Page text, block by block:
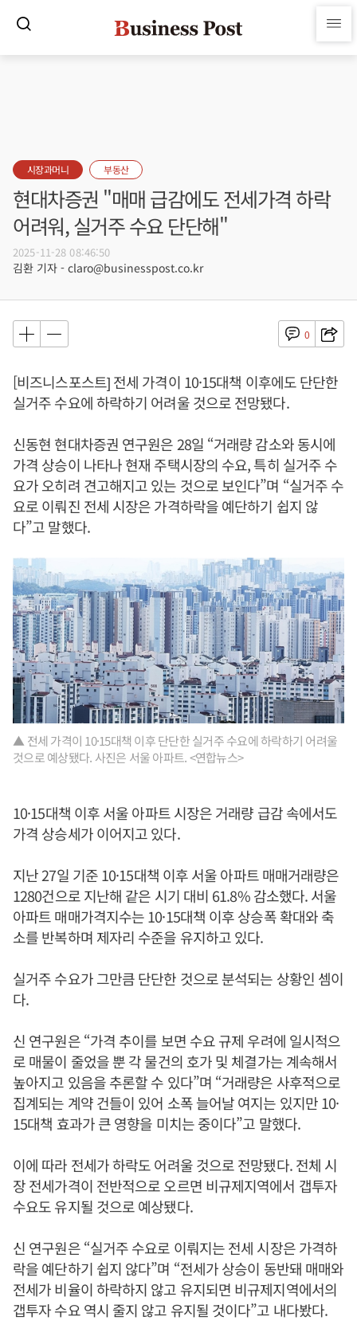
시장과머니 부동산
현대차증권 "매매 급감에도 전세가격 하락
어려워, 실거주 수요 단단해"
2025-11-28 08:46:50
김환 기자 - claro@businesspost.co.kr
0
[비즈니스포스트] 전세 가격이 10·15대책 이후에도 단단한
실거주 수요에 하락하기 어려울 것으로 전망됐다.
신동현 현대차증권 연구원은 28일 “거래량 감소와 동시에
가격 상승이 나타나 현재 주택시장의 수요, 특히 실거주 수
요가 오히려 견고해지고 있는 것으로 보인다”며 “실거주 수
요로 이뤄진 전세 시장은 가격하락을 예단하기 쉽지 않
다”고 말했다.
▲ 전세 가격이 10·15대책 이후 단단한 실거주 수요에 하락하기 어려울
것으로 예상됐다. 사진은 서울 아파트. <연합뉴스>
10·15대책 이후 서울 아파트 시장은 거래량 급감 속에서도
가격 상승세가 이어지고 있다.
지난 27일 기준 10·15대책 이후 서울 아파트 매매거래량은
1280건으로 지난해 같은 시기 대비 61.8% 감소했다. 서울
아파트 매매가격지수는 10·15대책 이후 상승폭 확대와 축
소를 반복하며 제자리 수준을 유지하고 있다.
실거주 수요가 그만큼 단단한 것으로 분석되는 상황인 셈이
다.
신 연구원은 “가격 추이를 보면 수요 규제 우려에 일시적으
로 매물이 줄었을 뿐 각 물건의 호가 및 체결가는 계속해서
높아지고 있음을 추론할 수 있다”며 “거래량은 사후적으로
집계되는 계약 건들이 있어 소폭 늘어날 여지는 있지만 10·
15대책 효과가 큰 영향을 미치는 중이다”고 말했다.
이에 따라 전세가 하락도 어려울 것으로 전망됐다. 전체 시
장 전세가격이 전반적으로 오르면 비규제지역에서 갭투자
수요도 유지될 것으로 예상됐다.
신 연구원은 “실거주 수요로 이뤄지는 전세 시장은 가격하
락을 예단하기 쉽지 않다”며 “전세가 상승이 동반돼 매매와
전세가 비율이 하락하지 않고 유지되면 비규제지역에서의
갭투자 수요 역시 줄지 않고 유지될 것이다”고 내다봤다.